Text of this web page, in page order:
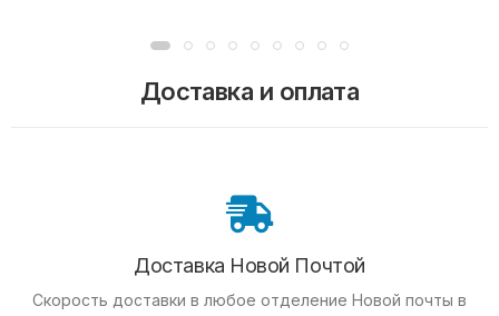
Доставка и оплата
Доставка Новой Почтой
Скорость доставки в любое отделение Новой почты в